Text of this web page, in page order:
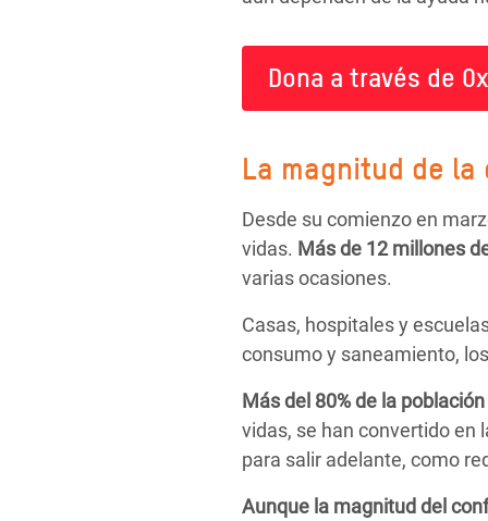
Dona a través de
La magnitud de la
Desde su comienzo en
vidas. Más de 12 millones
varias ocasiones.
Casas, hospitales y
consumo y saneamiento,
Más del 80% de la
vidas, se han convertido en
para salir adelante, como
Aunque la magnitud del